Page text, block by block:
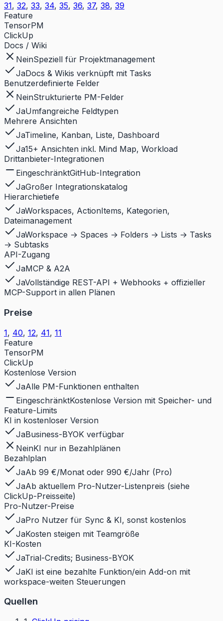
31, 32, 33, 34, 35, 36, 37, 38, 39
Feature
TensorPM
ClickUp
Docs / Wiki
NeinSpeziell für Projektmanagement
JaDocs & Wikis verknüpft mit Tasks
Benutzerdefinierte Felder
NeinStrukturierte PM-Felder
JaUmfangreiche Feldtypen
Mehrere Ansichten
JaTimeline, Kanban, Liste, Dashboard
Ja15+ Ansichten inkl. Mind Map, Workload
Drittanbieter-Integrationen
EingeschränktGitHub-Integration
JaGroßer Integrationskatalog
Hierarchietiefe
JaWorkspaces, ActionItems, Kategorien,
Dateimanagement
JaWorkspace → Spaces → Folders → Lists → Tasks
→ Subtasks
API-Zugang
JaMCP & A2A
JaVollständige REST-API + Webhooks + offizieller
MCP-Support in allen Plänen
Preise
1, 40, 12, 41, 11
Feature
TensorPM
ClickUp
Kostenlose Version
JaAlle PM-Funktionen enthalten
EingeschränktKostenlose Version mit Speicher- und
Feature-Limits
KI in kostenloser Version
JaBusiness-BYOK verfügbar
NeinKI nur in Bezahlplänen
Bezahlplan
JaAb 99 €/Monat oder 990 €/Jahr (Pro)
JaAb aktuellem Pro-Nutzer-Listenpreis (siehe
ClickUp-Preisseite)
Pro-Nutzer-Preise
JaPro Nutzer für Sync & KI, sonst kostenlos
JaKosten steigen mit Teamgröße
KI-Kosten
JaTrial-Credits; Business-BYOK
JaKI ist eine bezahlte Funktion/ein Add-on mit
workspace-weiten Steuerungen
Quellen